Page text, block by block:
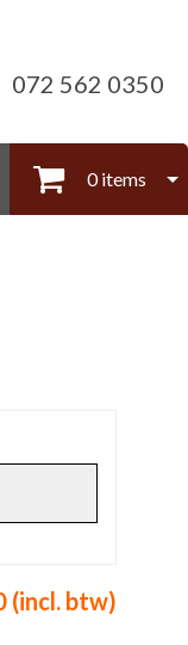
072 562 0350
0 items
(incl. btw)